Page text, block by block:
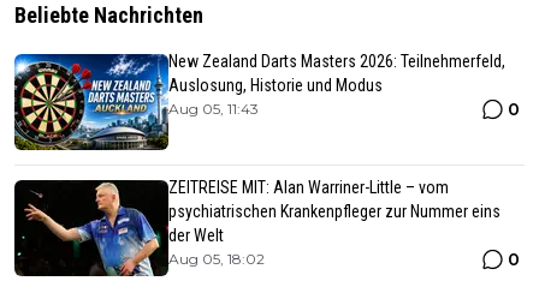
Beliebte Nachrichten
New Zealand Darts Masters 2026: Teilnehmerfeld,
Auslosung, Historie und Modus
Aug 05, 11:43 0
ZEITREISE MIT: Alan Warriner-Little – vom
psychiatrischen Krankenpfleger zur Nummer eins
der Welt
Aug 05, 18:02 0